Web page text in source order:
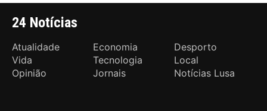
24 Notícias
Atualidade Economia
Desporto
Vida
Tecnologia
Local
Opinião
Jornais Notícias Lusa